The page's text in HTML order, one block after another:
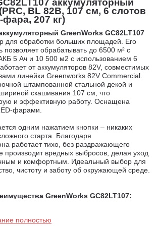
BL 82В, 107 см, 6 слотов
207 кг)
GreenWorks GC82LT107
обработки больших площадей. Его
позволяет обрабатывать до 6500 м² с
5 Ач и 10 500 м2 с использованием 6
от аккумуляторов 82V, совместимых
линейки Greenworks 82V Commercial.
штампованной стальной декой и
скашивания 107 см, что
и эффективную работу. Оснащена
фарами.
одним нажатием кнопки – никаких
старта. Благодаря
работает тихо, без раздражающего
производит вредных выбросов, делая уход
и комфортным. Идеальный выбор для
чистоту и заботу об окружающей среде.
GreenWorks GC82LT107:
мощностью 1,2 кВ
полностью